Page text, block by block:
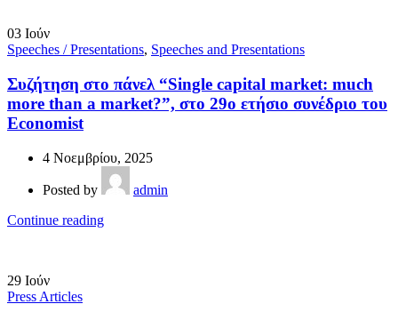
03 Ιούν
Speeches / Presentations, Speeches and Presentations
Συζήτηση στο πάνελ “Single capital market: much
more than a market?”, στο 29ο ετήσιο συνέδριο του
Economist
4 Νοεμβρίου, 2025
Posted by
admin
Continue reading
29 Ιούν
Press Articles